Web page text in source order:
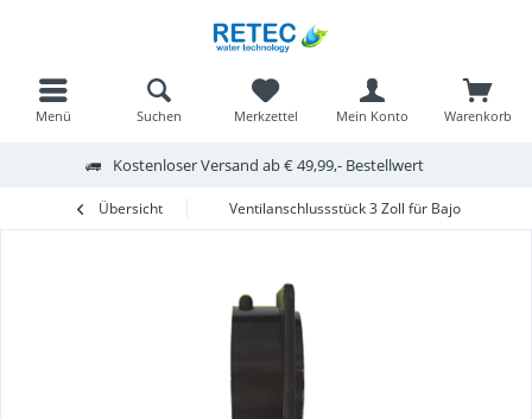
Kostenloser Versand ab € 49,99,- Bestellwert
Menü Warenkorb
Merkzettel Mein Konto
Suchen
Übersicht Ventilanschlussstück 3 Zoll für Bajonett